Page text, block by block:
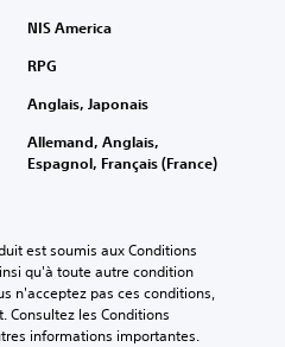
NIS America
RPG
Anglais, Japonais
Allemand, Anglais,
Espagnol, Français (France)
est soumis aux Conditions
qu'à toute autre condition
n'acceptez pas ces conditions,
Consultez les Conditions
informations importantes.